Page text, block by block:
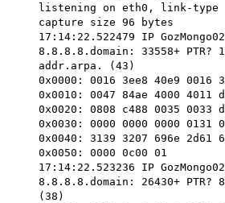
listening on eth0, link-type
capture size 96 bytes
17:14:22.522479 IP
8.8.8.8.domain: 33558+ PTR?
addr.arpa. (43)
0x0000: 0016 3ee8 40e9 0016
0x0010: 0047 84ae 4000 4011
0x0020: 0808 c488 0035 0033
0x0030: 0000 0000 0000 0131
0x0040: 3139 3207 696e 2d61
0x0050: 0000 0c00 01
17:14:22.523236 IP
8.8.8.8.domain: 26430+
(38)